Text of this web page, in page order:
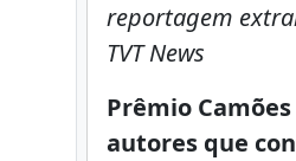
reportagem
TVT News
Prêmio
autores que